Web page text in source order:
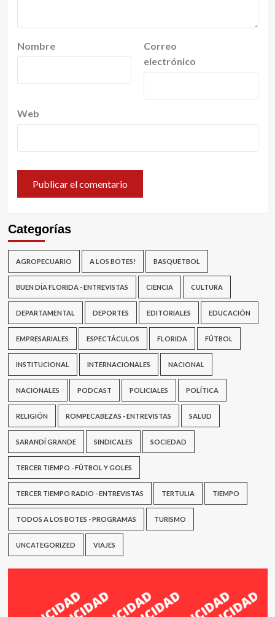
Nombre
Correo
electrónico
Web
Categorías
AGROPECUARIO A LOS BOTES! BASQUETBOL
BUEN DÍA FLORIDA - ENTREVISTAS CIENCIA CULTURA
DEPARTAMENTAL DEPORTES EDITORIALES EDUCACIÓN
EMPRESARIALES ESPECTÁCULOS FLORIDA FÚTBOL
INSTITUCIONAL INTERNACIONALES NACIONAL
NACIONALES PODCAST POLICIALES POLÍTICA
RELIGIÓN ROMPECABEZAS - ENTREVISTAS SALUD
SARANDÍ GRANDE SINDICALES SOCIEDAD
TERCER TIEMPO - FÚTBOL Y GOLES
TERCER TIEMPO RADIO - ENTREVISTAS TERTULIA TIEMPO
TODOS A LOS BOTES - PROGRAMAS TURISMO
UNCATEGORIZED VIAJES